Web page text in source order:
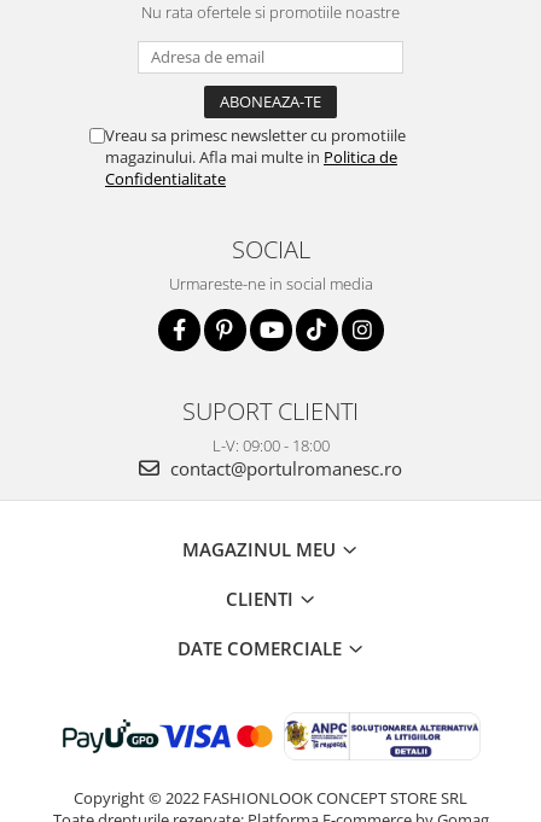
Nu rata ofertele si promotiile noastre
Vreau sa primesc newsletter cu promotiile
magazinului. Afla mai multe in Politica de
Confidentialitate
SOCIAL
Urmareste-ne in social media
SUPORT CLIENTI
L-V: 09:00 - 18:00
contact@portulromanesc.ro
MAGAZINUL MEU
CLIENTI
DATE COMERCIALE
Copyright © 2022 FASHIONLOOK CONCEPT STORE SRL